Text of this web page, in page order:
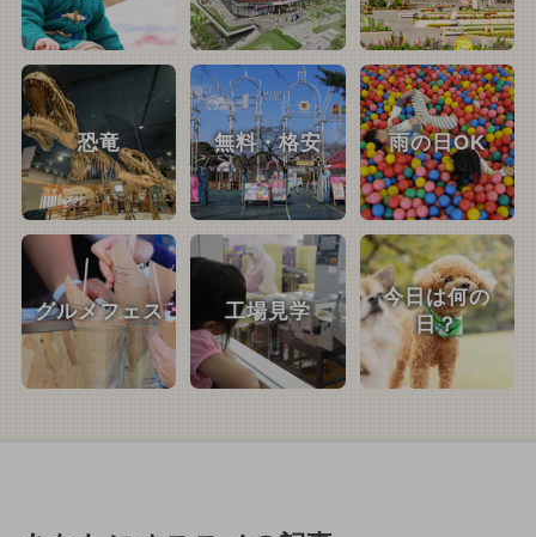
恐竜 無料・格安 雨の日OK
グルメフェス 工場見学
今日は何の
日？